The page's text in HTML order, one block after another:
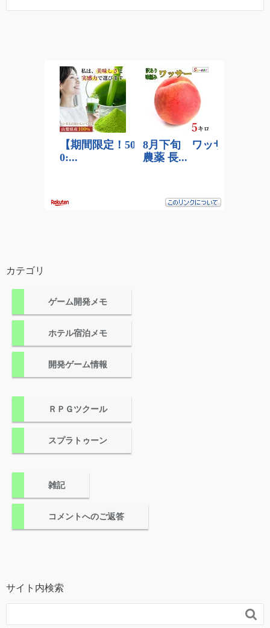
カテゴリ
ゲーム開発メモ
ホテル宿泊メモ
開発ゲーム情報
ＲＰＧツクール
スプラトゥーン
雑記
コメントへのご返答
サイト内検索
